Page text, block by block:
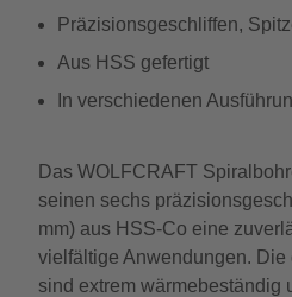
Präzisionsgeschliffen,
Aus HSS gefertigt
In verschiedenen
Das WOLFCRAFT
seinen sechs
mm) aus HSS-Co eine
vielfältige Anwendungen.
sind extrem wärmebeständig